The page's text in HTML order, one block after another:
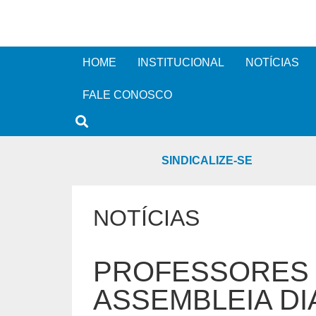
HOME INSTITUCIONAL NOTÍCIAS
FALE CONOSCO
SINDICALIZE-SE
NOTÍCIAS
ASSEMBLEIA